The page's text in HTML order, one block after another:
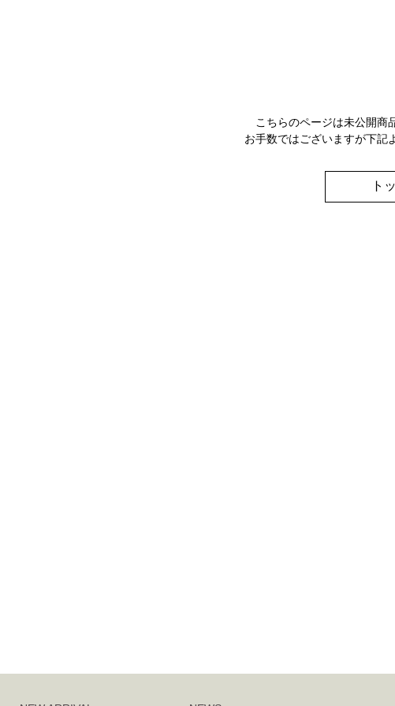
こちらのページは未公開商
お手数ではございますが下記
ト